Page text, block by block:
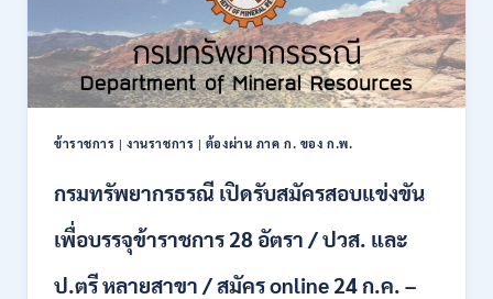
ปวช.
ปวส.
ป.ตรี
หลาย
/
ต้อง
ภาค
ของ
ข้าราชการ |งานราชการ | ต้องผ่าน ภาค ก. ของ ก.พ.
กรมทรัพยากรธรณี เปิดรับสมัครสอบแข่งขัน
เพื่อบรรจุข้าราชการ 28 อัตรา / ปวส. และ
ป.ตรี หลายสาขา / สมัคร online 24 ก.ค. –